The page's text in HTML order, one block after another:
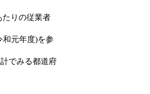
たりの従業者
和元年度)を参
でみる都道府